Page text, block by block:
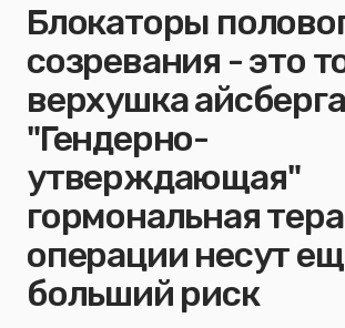
Блокаторы
созревания - это
верхушка
"Гендерно-
утверждающая"
гормональная
операции несут
больший риск